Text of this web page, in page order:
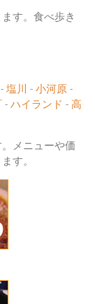
す。食べ歩き
- 塩川 - 小河原 -
- ハイランド - 高
メニューや価
す。